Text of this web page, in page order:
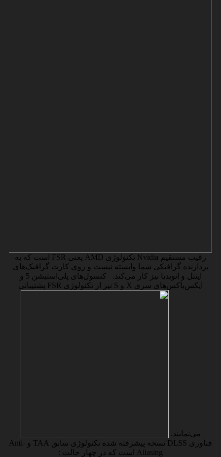
رقیب مستقیم Nvidia تکنولوژی AMD یعنی FSR است که به
پردازنده گرافیکی شما وابسته نیست و روی کارت گرافیک‌های
اینتل و انویدیا نیز کار می‌کند. کنسول‌های پلی‌استیشن 5 و
ایکس‌باکس‌های سری X و S نیز از تکنولوژی FSR پشتیبانی
می‌نمایند.
فناوری DLSS نسخه پیشرفته شده تکنولوژی سابق TAA و Anti-
Aliasing است که در چهار حالت :